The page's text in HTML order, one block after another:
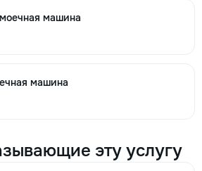
машина
машина
эту услугу